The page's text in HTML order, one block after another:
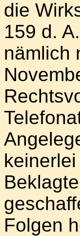
die
159 d.
nämlich
Folgen